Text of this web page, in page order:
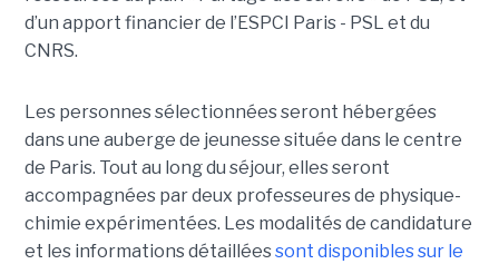
d’un apport financier de l’ESPCI Paris - PSL et du
CNRS.
Les personnes sélectionnées seront hébergées
dans une auberge de jeunesse située dans le centre
de Paris. Tout au long du séjour, elles seront
accompagnées par deux professeures de physique-
chimie expérimentées. Les modalités de candidature
et les informations détailléessont disponibles sur le